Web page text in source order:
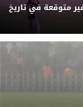
صلاح.. 3 حوادث غير متوقعة في تاريخ